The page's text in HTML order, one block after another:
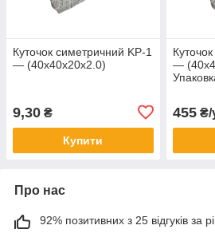
Куточок симетричний KP-1
— (40х40х20х2.0)
9,30 ₴
Купити
—
455₴/
Про нас
92% позитивних з 25 відгуків за